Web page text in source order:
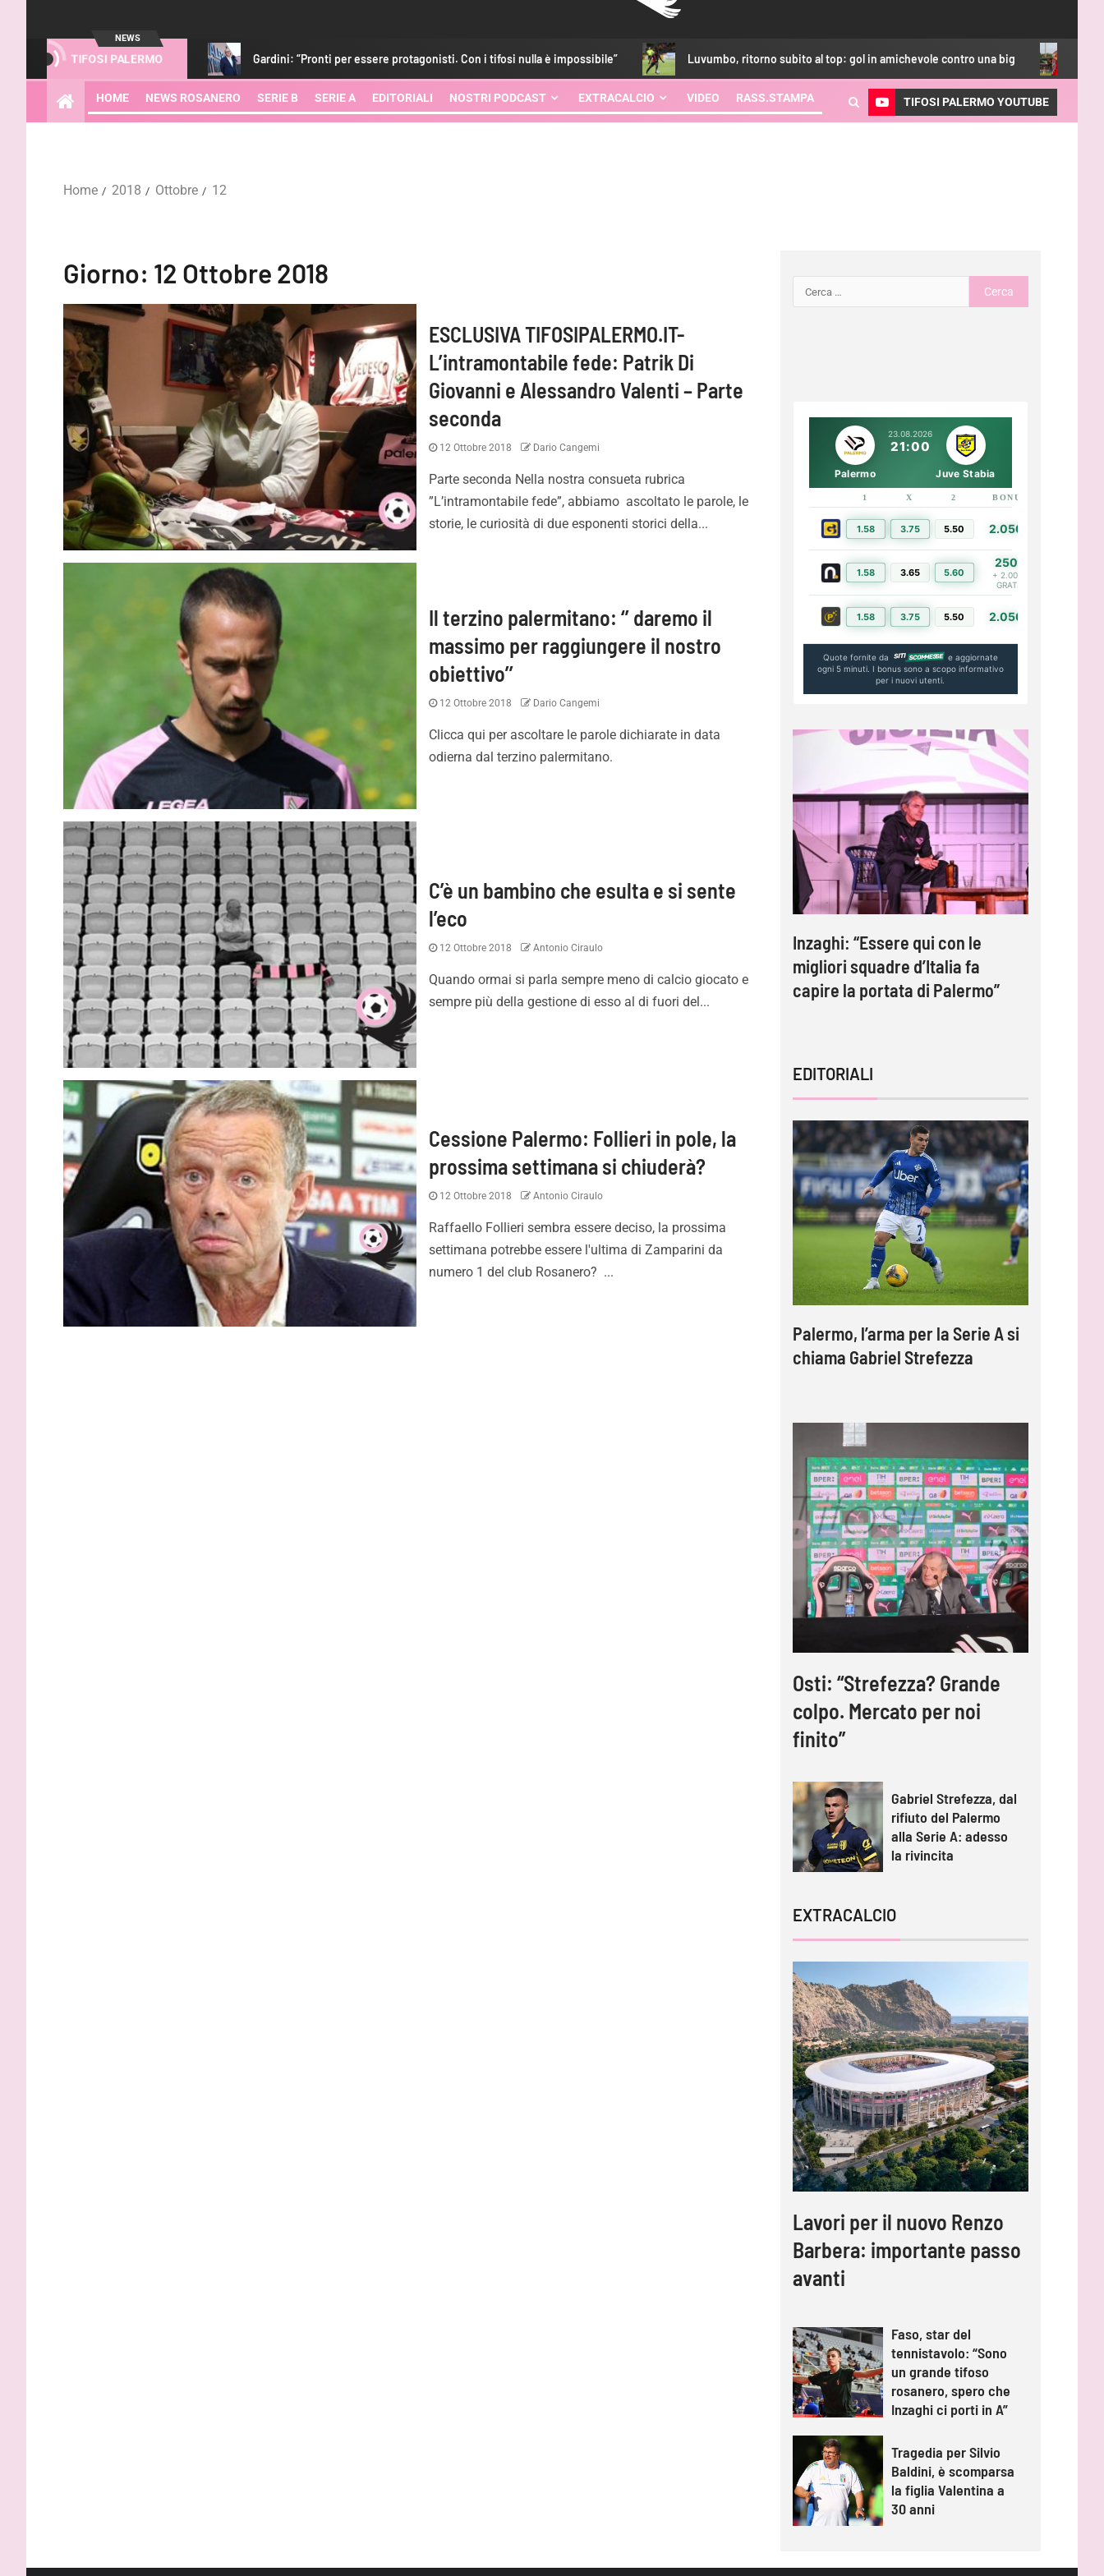
NEWS
TIFOSI PALERMO
Strefezza? Porta qualità” Gardini: “Pronti per essere protagonisti. Con i tifosi nulla è impossibile” Luvumbo, ritorno subito al top: gol in amichevole contro una big
HOME NEWS ROSANERO SERIE B SERIE A EDITORIALI NOSTRI PODCAST EXTRACALCIO VIDEO RASS.STAMPA TIFOSI PALERMO YOUTUBE
Home 2018 Ottobre 12
Giorno: 12 Ottobre 2018
ESCLUSIVA TIFOSIPALERMO.IT-
L’intramontabile fede: Patrik Di
Giovanni e Alessandro Valenti – Parte
seconda
12 Ottobre 2018 Dario Cangemi
Parte seconda Nella nostra consueta rubrica
”L’intramontabile fede”, abbiamo ascoltato le parole, le
storie, le curiosità di due esponenti storici della...
Il terzino palermitano: ‘’ daremo il
massimo per raggiungere il nostro
obiettivo’’
12 Ottobre 2018 Dario Cangemi
Clicca qui per ascoltare le parole dichiarate in data
odierna dal terzino palermitano.
C’è un bambino che esulta e si sente
l’eco
12 Ottobre 2018 Antonio Ciraulo
Quando ormai si parla sempre meno di calcio giocato e
sempre più della gestione di esso al di fuori del...
Cessione Palermo: Follieri in pole, la
prossima settimana si chiuderà?
12 Ottobre 2018 Antonio Ciraulo
Raffaello Follieri sembra essere deciso, la prossima
settimana potrebbe essere l'ultima di Zamparini da
numero 1 del club Rosanero? ...
23.08.2026
21:00
Palermo Juve Stabia
1 X 2 BONUS
1.58 3.75 5.50 2.050€
1.58 3.65 5.60
250€
+ 2.000€
GRATIS
1.58 3.75 5.50 2.050€
Quote fornite da
e aggiornate
ogni 5 minuti. I bonus sono a scopo informativo
per i nuovi utenti.
Inzaghi: “Essere qui con le
migliori squadre d’Italia fa
capire la portata di Palermo”
Gardini: “Pronti per essere
protagonisti. Con i tifosi nulla è
impossibile”
Palermo, adesso è ufficiale:
comunicato
Inzaghi: “Essere qui con le
migliori squadre d’Italia fa
capire la portata di Palermo”
EDITORIALI
Palermo, l’arma per la Serie A si
chiama Gabriel Strefezza
Osti: “Strefezza? Grande
colpo. Mercato per noi
finito”
Gabriel Strefezza, dal
rifiuto del Palermo
alla Serie A: adesso
la rivincita
EXTRACALCIO
Lavori per il nuovo Renzo
Barbera: importante passo
avanti
Faso, star del
tennistavolo: “Sono
un grande tifoso
rosanero, spero che
Inzaghi ci porti in A”
Tragedia per Silvio
Baldini, è scomparsa
la figlia Valentina a
30 anni